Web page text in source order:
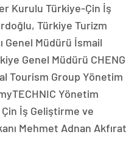
Kurulu Türkiye-Çin İş
Türkiye Turizm
Genel Müdürü İsmail
Genel Müdürü CHENG
Tourism Group Yönetim
Yönetim
İş Geliştirme ve
Mehmet Adnan Akfırat